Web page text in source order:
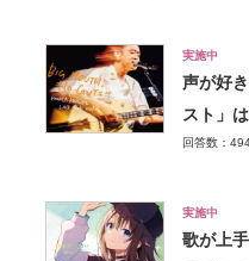
実施中
声が好
スト」
回答数：
実施中
歌が上